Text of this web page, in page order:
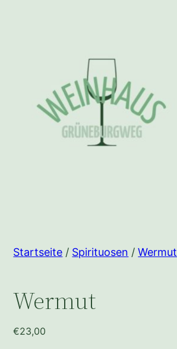
Startseite / Spirituosen /Wermut
Wermut
€23,00